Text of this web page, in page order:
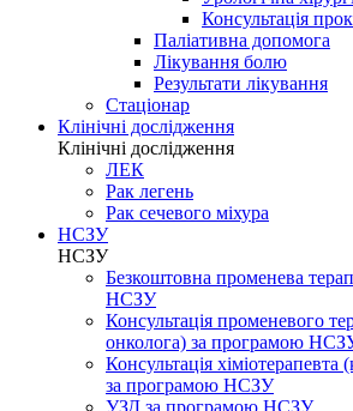
Консультація
Паліативна допомога
Лікування болю
Результати лікування
Стаціонар
Клінічні дослідження
Клінічні дослідження
ЛЕК
Рак легень
Рак сечевого міхура
НСЗУ
НСЗУ
Безкоштовна променева
НСЗУ
Консультація променевого
онколога) за програмою
Консультація хіміотерапевта
за програмою НСЗУ
УЗД за програмою НСЗУ